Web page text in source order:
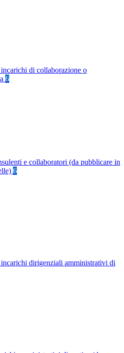
di collaborazione o
6
e collaboratori (da pubblicare in
6
dirigenziali amministrativi di